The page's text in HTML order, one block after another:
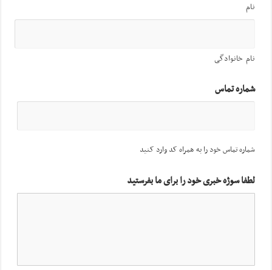
نام
نام خانوادگی
شماره تماس
شماره تماس خود را به همراه کد وارد کنید
لطفا سوژه خبری خود را برای ما بفرستید